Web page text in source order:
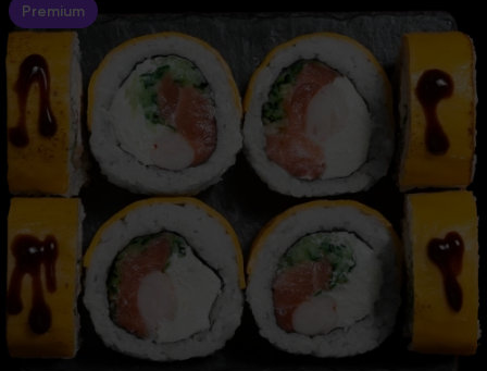
Premium